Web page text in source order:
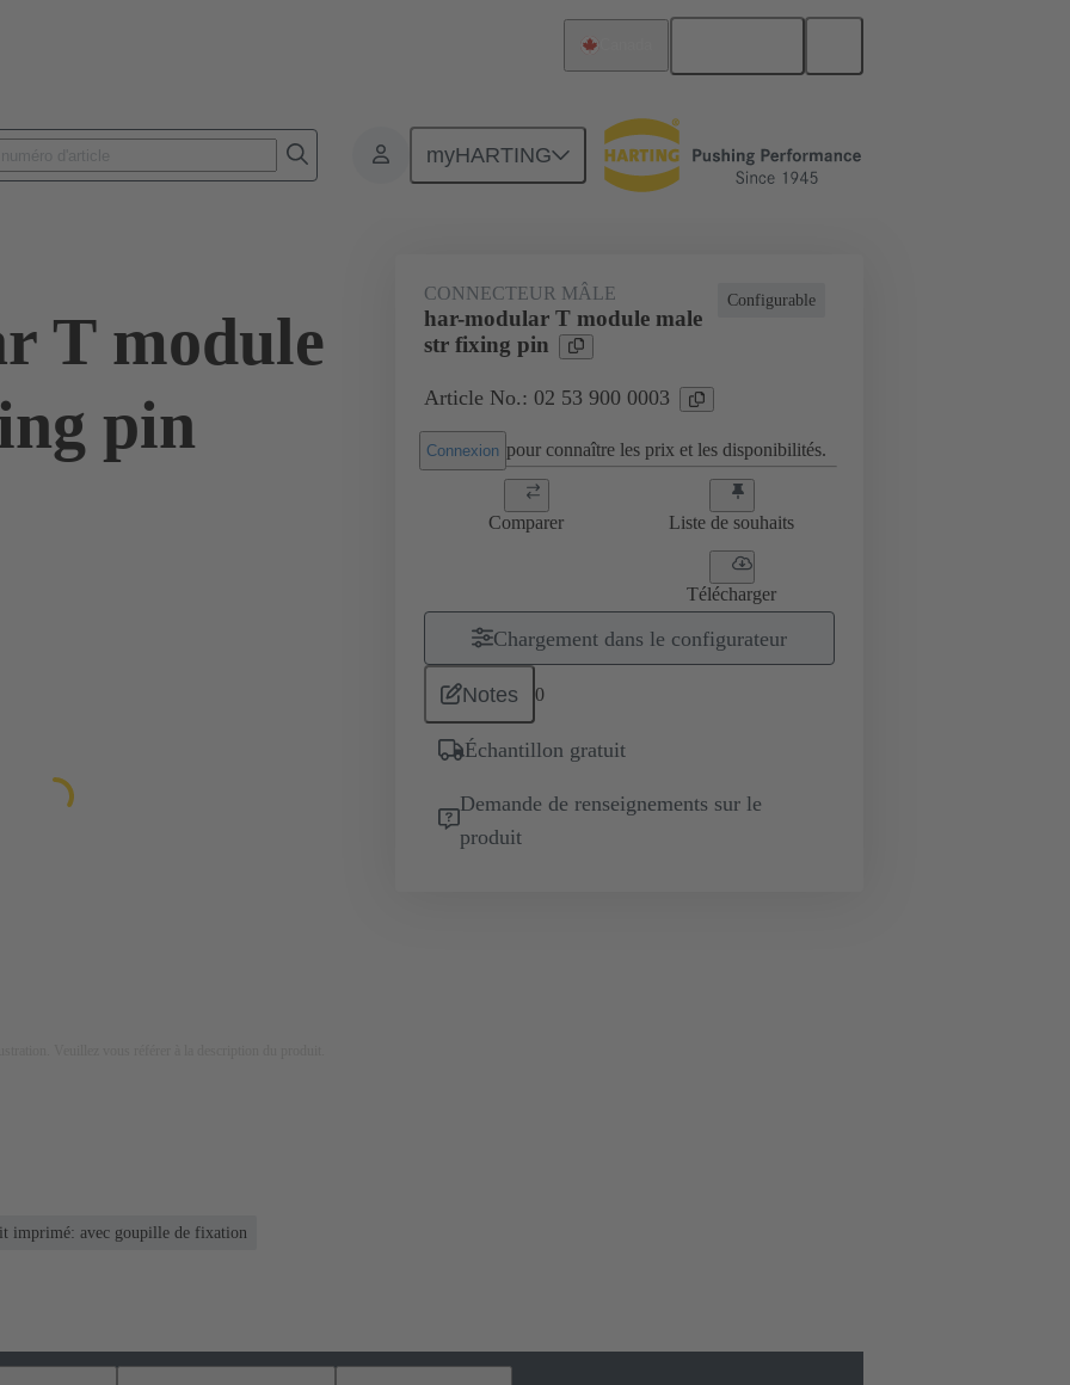
myHARTING
T module
pin
Configurable
CONNECTEUR MÂLE
har-modular T module male
str fixing pin
Article No.: 02 53 900 0003
Connexion pour connaître les prix et les disponibilités.
Comparer Liste de souhaits
Télécharger
Chargement dans le configurateur
Notes 0
Échantillon gratuit
Demande de renseignements sur le
produit
imprimé: avec goupille de fixation